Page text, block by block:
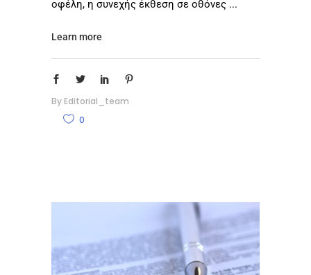
οφέλη, η συνεχής έκθεση σε οθόνες
Learn more
By Editorial_team
0